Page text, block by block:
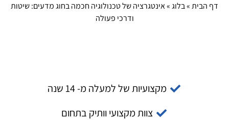
דף הבית»בלוג»אינטגרציה של טכנולוגיה חכמה בחוג מדעים: שיטות
ודרכי פעולה
מקצועיות של למעלה מ- 14 שנה
צוות מקצועי וותיק בתחום